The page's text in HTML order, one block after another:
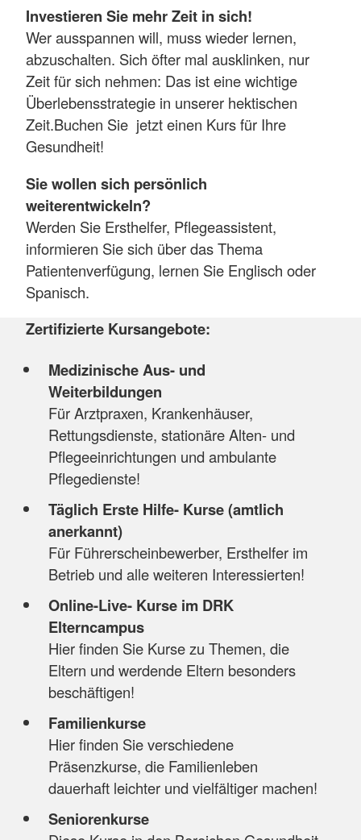
Investieren Sie mehr Zeit in sich!
Wer ausspannen will, muss wieder lernen,
abzuschalten. Sich öfter mal ausklinken, nur
Zeit für sich nehmen: Das ist eine wichtige
Überlebensstrategie in unserer hektischen
Zeit.Buchen Sie jetzt einen Kurs für Ihre
Gesundheit!
Sie wollen sich persönlich
weiterentwickeln?
Werden Sie Ersthelfer, Pflegeassistent,
informieren Sie sich über das Thema
Patientenverfügung, lernen Sie Englisch oder
Spanisch.
Zertifizierte Kursangebote:
Medizinische Aus- und
Weiterbildungen
Für Arztpraxen, Krankenhäuser,
Rettungsdienste, stationäre Alten- und
Pflegeeinrichtungen und ambulante
Pflegedienste!
Täglich Erste Hilfe- Kurse (amtlich
anerkannt)
Für Führerscheinbewerber, Ersthelfer im
Betrieb und alle weiteren Interessierten!
Online-Live- Kurse im DRK
Elterncampus
Hier finden Sie Kurse zu Themen, die
Eltern und werdende Eltern besonders
beschäftigen!
Familienkurse
Hier finden Sie verschiedene
Präsenzkurse, die Familienleben
dauerhaft leichter und vielfältiger machen!
Seniorenkurse